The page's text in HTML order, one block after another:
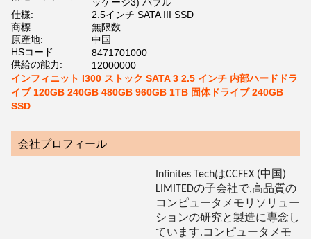
仕様:
2.5インチ SATA III SSD
商標:
無限数
原産地:
中国
HSコード:
8471701000
供給の能力:
12000000
インフィニット I300 ストック SATA 3 2.5 インチ 内部ハードドラ
イブ 120GB 240GB 480GB 960GB 1TB 固体ドライブ 240GB
SSD
会社プロフィール
Infinites TechはCCFEX (中国)
LIMITEDの子会社で,高品質の
コンピュータメモリソリュー
ションの研究と製造に専念し
ています.コンピュータメモ